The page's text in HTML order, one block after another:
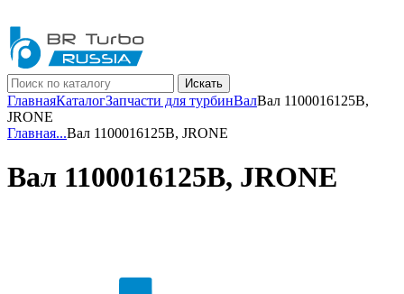
Искать
ГлавнаяКаталогЗапчасти для турбинВалВал 1100016125B,
JRONE
Главная...Вал 1100016125B, JRONE
Вал 1100016125B, JRONE